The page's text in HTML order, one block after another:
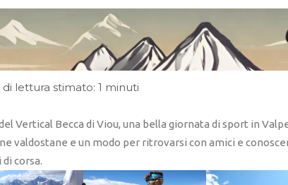
lettura stimato: 1 minuti
Vertical Becca di Viou, una bella giornata di sport in
valdostane e un modo per ritrovarsi con amici e
corsa.